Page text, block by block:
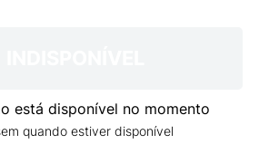
está disponível no momento
quando estiver disponível